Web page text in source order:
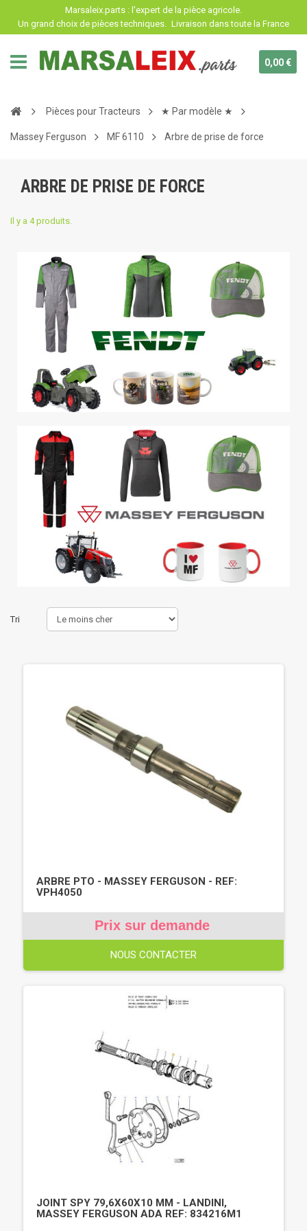
Marsaleix.parts : l'expert de la pièce agricole.
Un grand choix de pièces techniques. Livraison dans toute la France
0,00 €
Pièces pour Tracteurs ★ Par modèle ★
Massey Ferguson MF 6110 Arbre de prise de force
ARBRE DE PRISE DE FORCE
Il y a 4 produits.
Tri
ARBRE PTO - MASSEY FERGUSON - REF:
VPH4050
Prix sur demande
NOUS CONTACTER
JOINT SPY 79,6X60X10 MM - LANDINI,
MASSEY FERGUSON ADA REF: 834216M1
Panneau de gestion des cookies